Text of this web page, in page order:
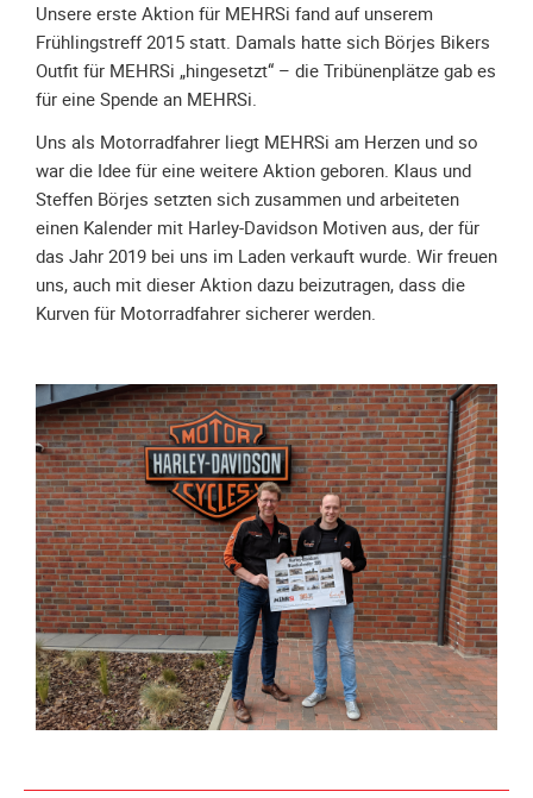
Unterstützen
Spendenkonto
Förderer
Fördererdaten
ändern
Gewerbliche
Förderer
Flyer
+
Achte
auf
Motorradfahrer
Merchandise
Aktionen
Info/Presse
Unterfahrschutz
Unterfahrschutz
-
Erfolge
-
Unsere erste Aktion für MEHRSi fand auf unserem
Frühlingstreff 2015 statt. Damals hatte sich Börjes Bikers
Outfit für MEHRSi „hingesetzt“ – die Tribünenplätze gab es
für eine Spende an MEHRSi.
Uns als Motorradfahrer liegt MEHRSi am Herzen und so
war die Idee für eine weitere Aktion geboren. Klaus und
Steffen Börjes setzten sich zusammen und arbeiteten
einen Kalender mit Harley-Davidson Motiven aus, der für
das Jahr 2019 bei uns im Laden verkauft wurde. Wir freuen
uns, auch mit dieser Aktion dazu beizutragen, dass die
Kurven für Motorradfahrer sicherer werden.